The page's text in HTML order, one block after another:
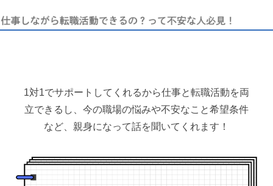
1対1でサポートしてくれるから仕事と転職活動を両
立できるし、今の職場の悩みや不安なこと希望条件
など、親身になって話を聞いてくれます！